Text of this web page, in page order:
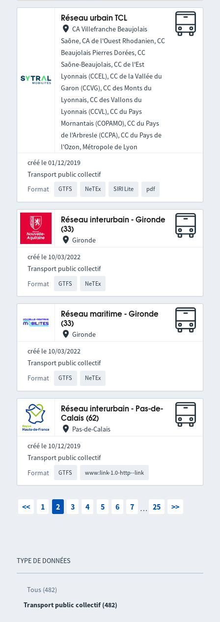
TYPE DE DONNÉES
Tous (482)
Transport public collectif (482)
Réseau urbain TCL
CA Villefranche Beaujolais
Saône, CA de l'Ouest Rhodanien, CC
Beaujolais Pierres Dorées, CC
Saône-Beaujolais, CC de l'Est
Lyonnais (CCEL), CC de la Vallée du
Garon (CCVG), CC des Monts du
Lyonnais, CC des Vallons du
Lyonnais (CCVL), CC du Pays
Mornantais (COPAMO), CC du Pays
de l'Arbresle (CCPA), CC du Pays de
l'Ozon, Métropole de Lyon
créé le 01/12/2019
Format GTFS NeTEx SIRI Lite pdf
Transport public collectif
Réseau interurbain - Gironde
(33)
Gironde
créé le 10/03/2022
Format GTFS NeTEx
Transport public collectif
Réseau maritime - Gironde
(33)
Gironde
créé le 10/03/2022
Format GTFS NeTEx
Transport public collectif
Réseau interurbain - Pas-de-
Calais (62)
Pas-de-Calais
créé le 10/12/2019
Format GTFS www:link-1.0-http--link
Transport public collectif
<< 1 2 3 4 5 6 7 … 25 >>